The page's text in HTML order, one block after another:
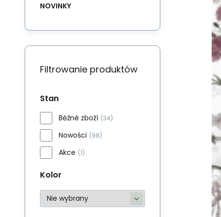
NOVINKY
Filtrowanie produktów
Stan
Běžné zboží (34)
Nowości (98)
Akce (1)
Kolor